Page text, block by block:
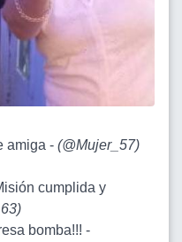
amiga - (@Mujer_57)
cumplida y
)
bomba!!! -